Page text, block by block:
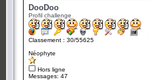
DooDoo
Profil challenge
Classement : 30/55625
Néophyte
Hors ligne
Messages: 47